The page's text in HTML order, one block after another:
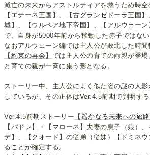
滅亡の未来からアストルティアを救うため時空
【エテーネ王国】 、 【古グランゼドーラ王国】
城】 、 【ウルベア地下帝国】 、 【アルウェー
で、自身が5000年前から移動した赤子ではな
なおアルウェーン編では主人公が敗北した時間
【約束の再会】 では主人公の育ての両親が登
と育ての親が一斉に集う形となる。
ストーリー中、主人公によく似た姿の謎の人影
しているが、その正体はVer.4.5前期で判明する
Ver.4.5前期ストーリー 【遥かなる未来への旅路
【パドレ】
・ 【マローネ】 夫妻の息子（娘）、
デ】 、 【クオード】 の従弟（従妹） 【ドミネウ
ることが確定する。